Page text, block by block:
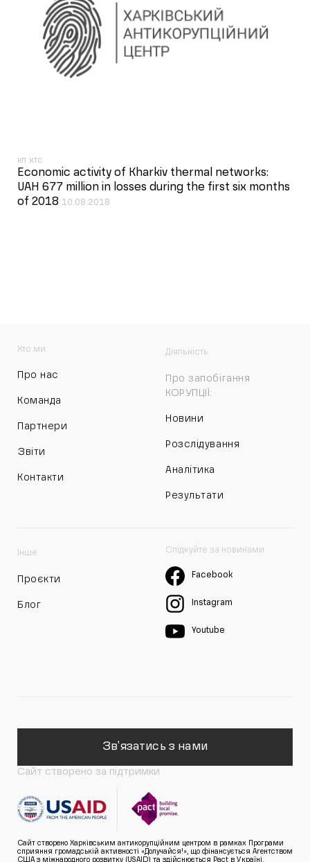
кп хтс
Economic activity of Kharkiv thermal networks:
UAH 677 million in losses during the first six months
of 2018 10.08.2018
Хто ми
Про нас
Команда
Партнери
Звіти
Контакти
Діяльність
Про запобігання
КОРУПЦІЇ:
Новини
Розслідування
Аналітика
Результати
Інше
Проєкти
Блог
Слідкуйте за новинами
Facebook
Instagram
Youtube
Зв'язатись з нами
Сайт створено за підтримки
Сайт створено Харківським антикорупційним центром в рамках Програми
сприяння громадській активності «Долучайся!», що фінансується Агентством
США з міжнародного розвитку (USAID) та здійснюється Pact в Україні.